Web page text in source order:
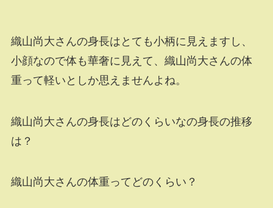
織山尚大さんの身長はとても小柄に見えますし、
小顔なので体も華奢に見えて、織山尚大さんの体
重って軽いとしか思えませんよね。
織山尚大さんの身長はどのくらいなの身長の推移
は？
織山尚大さんの体重ってどのくらい？